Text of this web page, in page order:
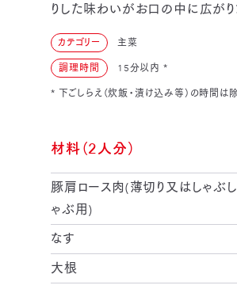
りした味わいがお口の中に広が
カテゴリー 主菜
調理時間 15分以内 *
* 下ごしらえ（炊飯・漬け込み等）の時間は
材料（2人分）
豚肩ロース肉(薄切り又はしゃぶし
ゃぶ用)
なす
大根